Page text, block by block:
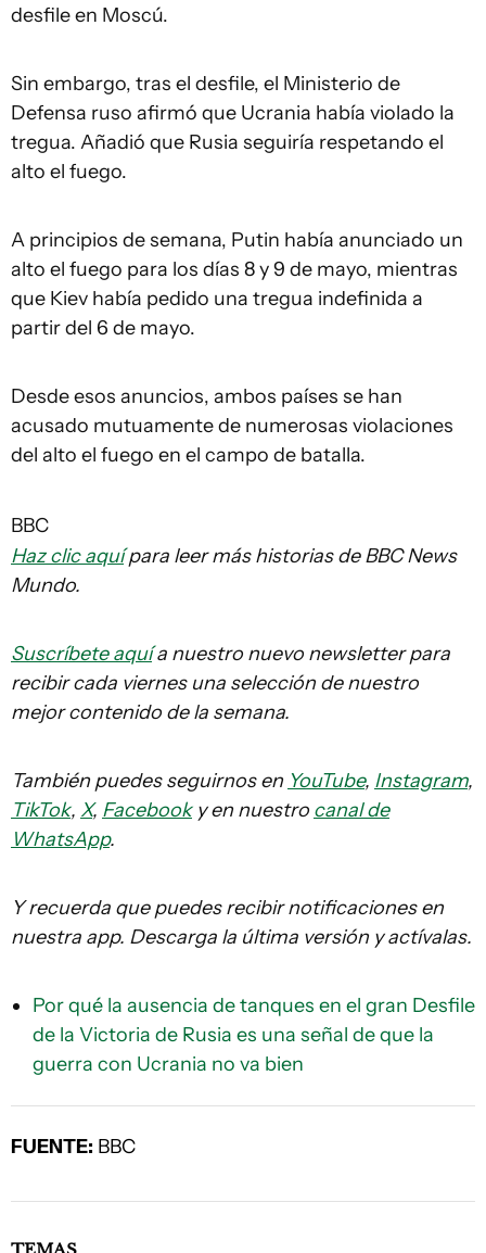
desfile en Moscú.
Sin embargo, tras el desfile, el Ministerio de
Defensa ruso afirmó que Ucrania había violado la
tregua. Añadió que Rusia seguiría respetando el
alto el fuego.
A principios de semana, Putin había anunciado un
alto el fuego para los días 8 y 9 de mayo, mientras
que Kiev había pedido una tregua indefinida a
partir del 6 de mayo.
Desde esos anuncios, ambos países se han
acusado mutuamente de numerosas violaciones
del alto el fuego en el campo de batalla.
BBC
Haz clic aquípara leer más historias de BBC News
Mundo.
Suscríbete aquía nuestro nuevo newsletter para
recibir cada viernes una selección de nuestro
mejor contenido de la semana.
También puedes seguirnos en YouTube, Instagram,
TikTok, X, Facebooky en nuestro canal de
WhatsApp.
Y recuerda que puedes recibir notificaciones en
nuestra app. Descarga la última versión y actívalas.
Por qué la ausencia de tanques en el gran Desfile
de la Victoria de Rusia es una señal de que la
guerra con Ucrania no va bien
FUENTE: BBC